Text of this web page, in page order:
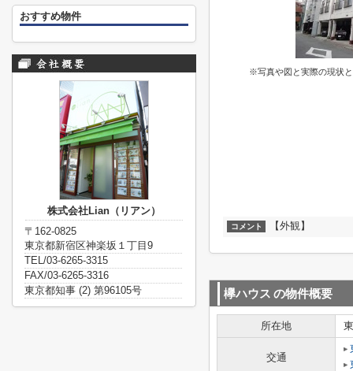
※写真や図と実際の現状
コメント 【外観】
欅ハウス の物件概要
所在地
交通
おすすめ物件
株式会社Lian（リアン）
〒162-0825
東京都新宿区神楽坂１丁目9
TEL/03-6265-3315
FAX/03-6265-3316
東京都知事 (2) 第96105号